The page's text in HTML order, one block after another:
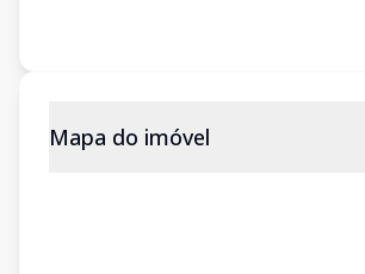
Mapa do imóvel